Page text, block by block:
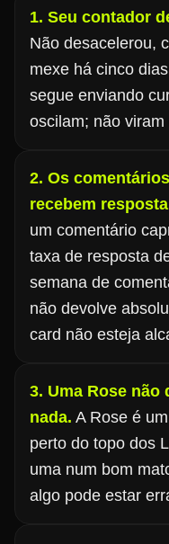
1. Seu contador
Não desacelerou,
mexe há cinco
segue enviando
oscilam; não
2. Os
recebem
um comentário
taxa de resposta
semana de
não devolve
card não esteja
3. Uma Rose não
nada. A Rose é
perto do topo dos
uma num bom
algo pode estar